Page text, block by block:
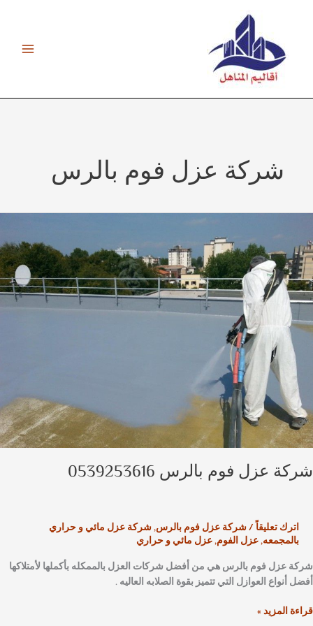
شركة عزل فوم بالرس
عزل فوم بالرس 0539253616
اترك تعليقاً/شركة عزل فوم بالرس,شركة عزل مائي و حراري
بالمجمعه,عزل الفوم,عزل مائي و حراري
عزل فوم بالرس هي من أفضل شركات العزل بالممكله بأكملها لأمتلاكها
أنواع العوازل التي تتميز بقوة الصلابه العاليه .
المزيد »